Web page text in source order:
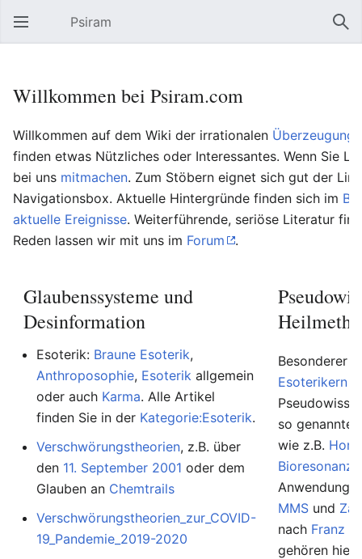
Hauptmenü öffnen Psiram
Willkommen bei Psiram.com
Willkommen auf dem Wiki der irrationalen
finden etwas Nützliches oder Interessantes. Wenn Sie
bei uns mitmachen. Zum Stöbern eignet sich gut der
Navigationsbox. Aktuelle Hintergründe finden sich im
aktuelle Ereignisse. Weiterführende, seriöse Literatur
Reden lassen wir mit uns im Forum .
Glaubenssysteme und
Desinformation
Esoterik: Braune Esoterik,
Anthroposophie, Esoterik allgemein
oder auch Karma. Alle Artikel
finden Sie in der Kategorie:Esoterik.
Verschwörungstheorien, z.B. über
den 11. September 2001 oder dem
Glauben an Chemtrails
Verschwörungstheorien_zur_COVID-
19_Pandemie_2019-2020
Besonderer
Esoterikern
so genannte
wie z.B.
Bioresonanz
MMS und
nach Franz
gehören